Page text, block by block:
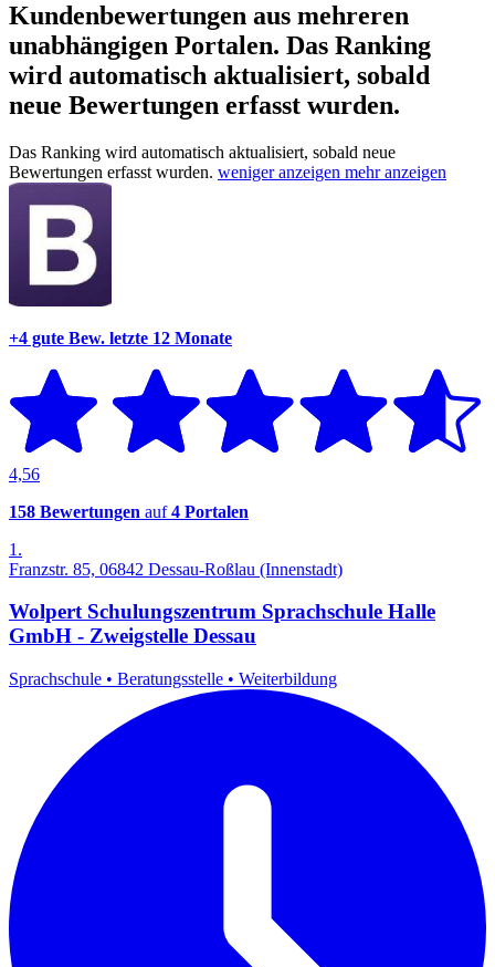
Kundenbewertungen aus mehreren
unabhängigen Portalen. Das Ranking
wird automatisch aktualisiert, sobald
neue Bewertungen erfasst wurden.
Das Ranking wird automatisch aktualisiert, sobald neue
Bewertungen erfasst wurden. weniger anzeigen mehr anzeigen
+4 gute Bew. letzte 12 Monate
4,56
158 Bewertungen auf4 Portalen
1.
Franzstr. 85, 06842 Dessau-Roßlau (Innenstadt)
Wolpert Schulungszentrum Sprachschule Halle
GmbH - Zweigstelle Dessau
Sprachschule • Beratungsstelle • Weiterbildung